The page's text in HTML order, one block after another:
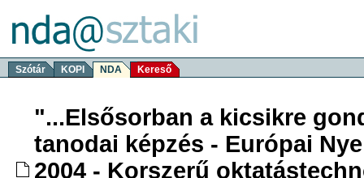
Szótár KOPI NDA Kereső
"...Elsősorban a kicsikre
tanodai képzés - Európai
2004 - Korszerű